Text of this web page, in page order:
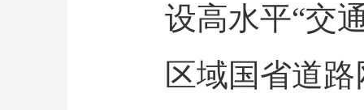
设高水平“交
区域国省道